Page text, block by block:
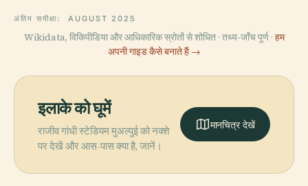
अंतिम समीक्षा: AUGUST 2025
Wikidata, विकिपीडिया और आधिकारिक स्रोतों से शोधित · तथ्य-जाँच पूर्ण · हम
अपनी गाइड कैसे बनाते हैं →
इलाके को घूमें
राजीव गांधी स्टेडियम मुअल्पुई को नक्शे
पर देखें और आस-पास क्या है, जानें।
मानचित्र देखें